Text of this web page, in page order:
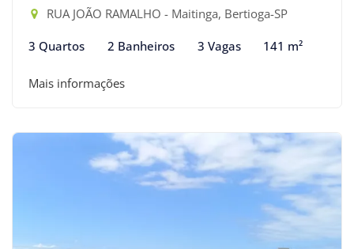
RUA JOÃO RAMALHO - Maitinga, Bertioga-SP
3 Quartos 2 Banheiros 3 Vagas 141 m²
Mais informações